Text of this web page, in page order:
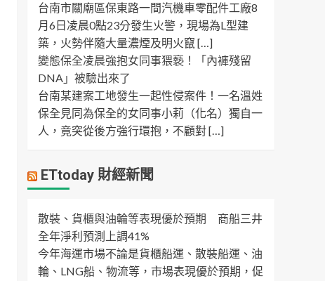
台南市關廟區保東路一間汽機車零配件工廠8
月6日凌晨0點23分發生火警，現場為L型建
築，火勢伴隨大量濃煙及明火竄 […]
變態保全凌晨強抱女同事猥褻！「內褲殘留
DNA」被驗出來了
台南某建案工地發生一起性侵案件！一名溫姓
保全見同為保全的女同事小莉（化名）獨自一
人，竟突從後方強行環抱，不顧對 […]
ETtoday 財經新聞
散裝、貨櫃與油輪等表現優於預期 商船三井
全年淨利預測上調41%
今年海運市場不論是貨櫃船運、散裝船運、油
輪、LNG船、物流等，市場表現優於預期，促